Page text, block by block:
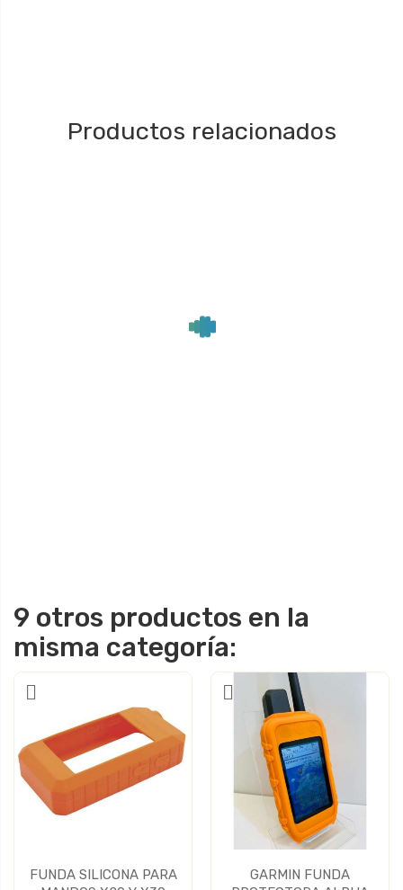
Productos relacionados
9 otros productos en la
misma categoría:
FUNDA SILICONA PARA
GARMIN FUNDA